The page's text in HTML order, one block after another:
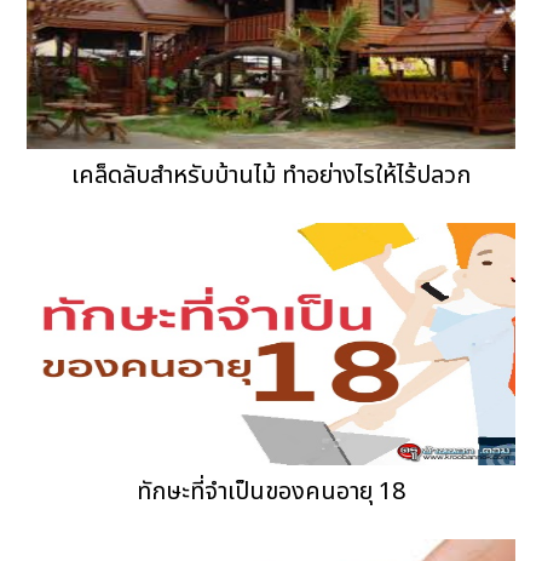
เคล็ดลับสำหรับบ้านไม้ ทำอย่างไรให้ไร้ปลวก
ทักษะที่จำเป็นของคนอายุ 18